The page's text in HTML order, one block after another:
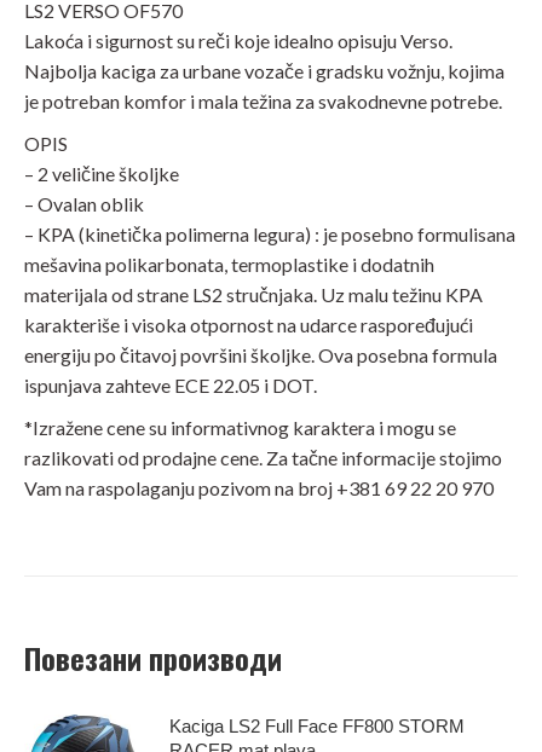
LS2 VERSO OF570
Lakoća i sigurnost su reči koje idealno opisuju Verso.
Najbolja kaciga za urbane vozače i gradsku vožnju, kojima
je potreban komfor i mala težina za svakodnevne potrebe.
OPIS
– 2 veličine školjke
– Ovalan oblik
– KPA (kinetička polimerna legura) : je posebno formulisana
mešavina polikarbonata, termoplastike i dodatnih
materijala od strane LS2 stručnjaka. Uz malu težinu KPA
karakteriše i visoka otpornost na udarce raspoređujući
energiju po čitavoj površini školjke. Ova posebna formula
ispunjava zahteve ECE 22.05 i DOT.
*Izražene cene su informativnog karaktera i mogu se
razlikovati od prodajne cene. Za tačne informacije stojimo
Vam na raspolaganju pozivom na broj +381 69 22 20 970
Повезани производи
Kaciga LS2 Full Face FF800 STORM